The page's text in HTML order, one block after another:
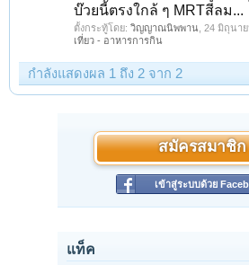
บ๊วยนี้ตรงใกล้ ๆ MRTสีลม...
ตั้งกระทู้โดย: วิญญาณนิพพาน 24 มิถุนา
เที่ยว - อาหารการกิน
กำลังแสดงผล 1 ถึง 2 จาก 2
สมัครสมาชิก
เข้าสู่ระบบด้วย
แท็ค